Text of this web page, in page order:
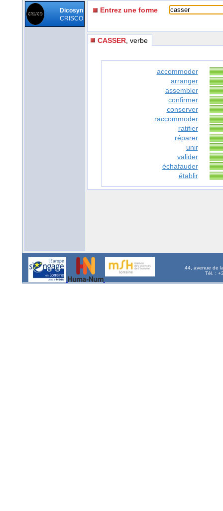
Dicosyn
CRISCO
Entrez une forme
CASSER , verbe
accommoder
arranger
assembler
confirmer
conserver
raccommoder
ratifier
réparer
unir
valider
échafauder
établir
44, avenue de
Tél. :